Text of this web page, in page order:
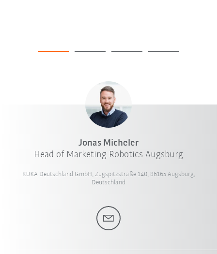
Jonas Micheler
Head of Marketing Robotics Augsburg
KUKA Deutschland GmbH, Zugspitzstraße 140, 86165 Augsburg,
Deutschland